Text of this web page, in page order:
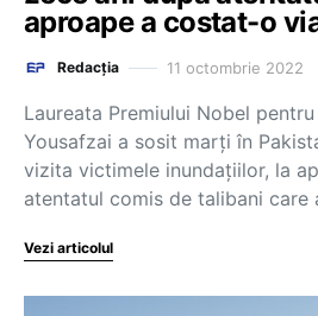
aproape a costat-o
Redacția 11 octombrie 2022
Laureata Premiului Nobel
Yousafzai a sosit marţi în
vizita victimele inundaţiilor, la
atentatul comis de talibani care
Vezi articolul